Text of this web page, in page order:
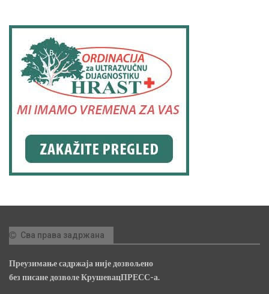
Сва права задржана
Преузимање садржаја није дозвољено
без писане дозволе КрушевацПРЕСС-а.